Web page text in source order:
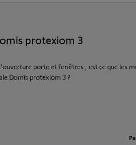
protexiom 3
porte et fenêtres , est ce que les
Domis protexiom 3 ?